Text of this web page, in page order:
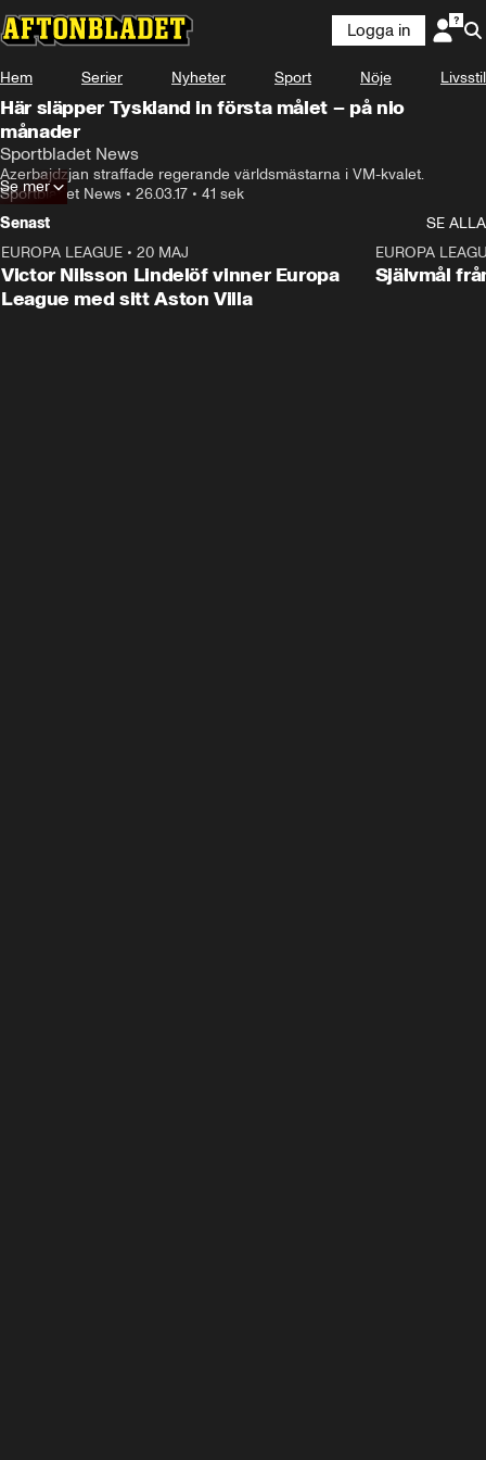
Logga in
Hem Serier Nyheter Sport Nöje Livsstil
Här släpper Tyskland in första målet – på nio
månader
Sportbladet News
Azerbajdzjan straffade regerande världsmästarna i VM-kvalet.
Sportbladet News • 26.03.17 • 41 sek
Se mer
Senast
SE ALLA
EUROPA LEAGUE • 20 MAJ
Victor Nilsson Lindelöf vinner Europa
League med sitt Aston Villa
EUROPA
Självmål